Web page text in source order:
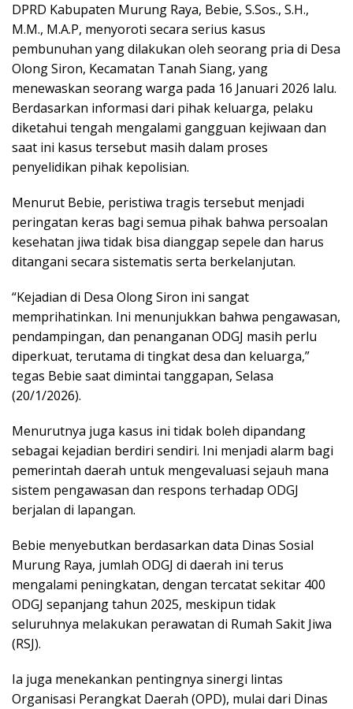
DPRD Kabupaten Murung Raya, Bebie, S.Sos., S.H.,
M.M., M.A.P, menyoroti secara serius kasus
pembunuhan yang dilakukan oleh seorang pria di Desa
Olong Siron, Kecamatan Tanah Siang, yang
menewaskan seorang warga pada 16 Januari 2026 lalu.
Berdasarkan informasi dari pihak keluarga, pelaku
diketahui tengah mengalami gangguan kejiwaan dan
saat ini kasus tersebut masih dalam proses
penyelidikan pihak kepolisian.
Menurut Bebie, peristiwa tragis tersebut menjadi
peringatan keras bagi semua pihak bahwa persoalan
kesehatan jiwa tidak bisa dianggap sepele dan harus
ditangani secara sistematis serta berkelanjutan.
“Kejadian di Desa Olong Siron ini sangat
memprihatinkan. Ini menunjukkan bahwa pengawasan,
pendampingan, dan penanganan ODGJ masih perlu
diperkuat, terutama di tingkat desa dan keluarga,”
tegas Bebie saat dimintai tanggapan, Selasa
(20/1/2026).
Menurutnya juga kasus ini tidak boleh dipandang
sebagai kejadian berdiri sendiri. Ini menjadi alarm bagi
pemerintah daerah untuk mengevaluasi sejauh mana
sistem pengawasan dan respons terhadap ODGJ
berjalan di lapangan.
Bebie menyebutkan berdasarkan data Dinas Sosial
Murung Raya, jumlah ODGJ di daerah ini terus
mengalami peningkatan, dengan tercatat sekitar 400
ODGJ sepanjang tahun 2025, meskipun tidak
seluruhnya melakukan perawatan di Rumah Sakit Jiwa
(RSJ).
Ia juga menekankan pentingnya sinergi lintas
Organisasi Perangkat Daerah (OPD), mulai dari Dinas